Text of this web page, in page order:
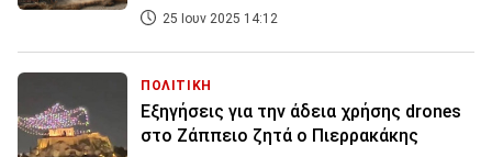
25 Ιουν 2025 14:12
ΠΟΛΙΤΙΚΗ
Εξηγήσεις για την άδεια χρήσης drones
στο Ζάππειο ζητά ο Πιερρακάκης